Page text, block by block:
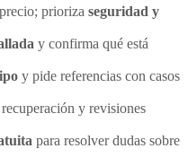
prioriza seguridad y
y confirma qué está
y pide referencias con casos
y revisiones
para resolver dudas sobre